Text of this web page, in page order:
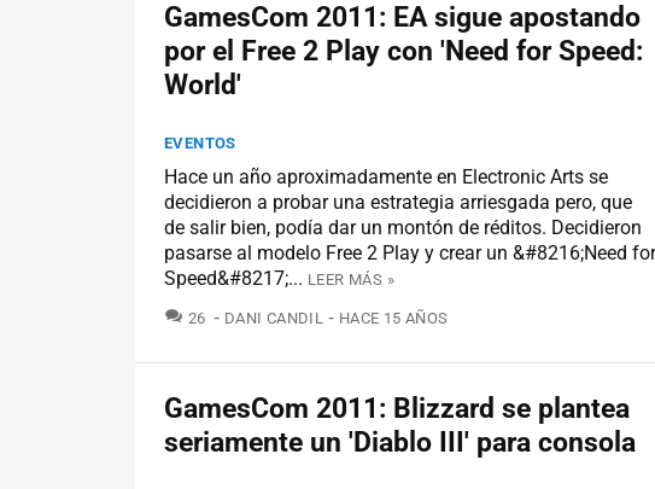
GamesCom 2011: EA sigue apostando
por el Free 2 Play con 'Need for Speed:
World'
EVENTOS
Hace un año aproximadamente en Electronic Arts se
decidieron a probar una estrategia arriesgada pero, que
de salir bien, podía dar un montón de réditos. Decidieron
pasarse al modelo Free 2 Play y crear un &#8216;Need for
Speed&#8217;... LEER MÁS »
26 COMENTARIOS
DANI CANDIL HACE 15 AÑOS
GamesCom 2011: Blizzard se plantea
seriamente un 'Diablo III' para consola